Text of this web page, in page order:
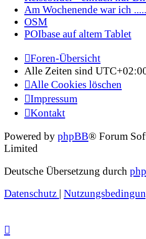
Am Wochenende war ich .....
OSM
POIbase auf altem Tablet
Foren-Übersicht
Alle Zeiten sind
Alle Cookies löschen
Impressum
Kontakt
Powered by phpBB® Forum
Limited
Deutsche Übersetzung durch
Datenschutz |